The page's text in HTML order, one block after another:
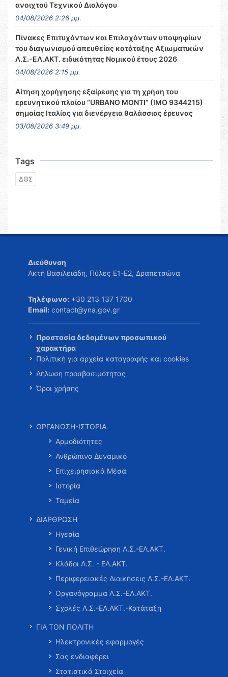
ανοιχτού Τεχνικού Διαλόγου
04/08/2026 2:26 μμ.
Πίνακες Επιτυχόντων και Επιλαχόντων υποψηφίων
του διαγωνισμού απευθείας κατάταξης Αξιωματικών
Λ.Σ.-ΕΛ.ΑΚΤ. ειδικότητας Νομικού έτους 2026
04/08/2026 2:15 μμ.
Αίτηση χορήγησης εξαίρεσης για τη χρήση του
ερευνητικού πλοίου “URBANO MONTI” (IMO 9344215)
σημαίας Ιταλίας για διενέργεια θαλάσσιας έρευνας
03/08/2026 3:49 μμ.
Tags
ΔΘΣ
Διεύθυνση
Ακτή Βασιλειάδη, Πύλες Ε1-Ε2, Δραπετσώνα
Τηλέφωνο: +30 213 137 1700
Email: contact@yna.gov.gr
Προστασία δεδομένων προσωπικού
χαρακτήρα
Πολιτική για αρχεία καταγραφής και cookies
Δήλωση προσβασιμότητας
Όροι χρήσης
ΟΡΓΑΝΩΣΗ-ΙΣΤΟΡΙΑ
Αρμοδιότητες
Ανθρώπινο Δυναμικό
Επιχειρησιακά Μέσα
Ιστορία
Ταμεία
ΔΙΑΡΘΡΩΣΗ
Ηγεσία
Γενική Επιθεώρηση Λ.Σ.-ΕΛ.ΑΚΤ.
Κλάδοι Λ.Σ. - ΕΛ.ΑΚΤ.
Περιφερειακές Διοικήσεις Λ.Σ.-ΕΛ.ΑΚΤ.
Οργανόγραμμα Λ.Σ.-ΕΛ.ΑΚΤ.
Σχολές Λ.Σ.-ΕΛ.ΑΚΤ.-Κατάταξη
ΓΙΑ ΤΟΝ ΠΟΛΙΤΗ
Ηλεκτρονικές εφαρμογές
Σας ενδιαφέρει
Στατιστικά Στοιχεία